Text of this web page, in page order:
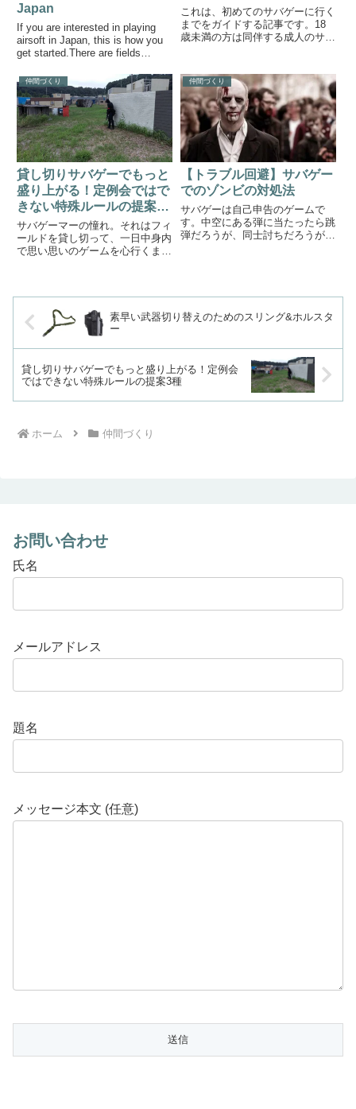
Japan
If you are interested in playing
airsoft in Japan, this is how you
get started.There are fields
これは、初めてのサバゲーに行く
までをガイドする記事です。18
歳未満の方は同伴する成人のサイ
れてもいい靴と服（ジーパン＋長
袖シャツ+トレッキングブーツ推
奨）軍手など手袋さあ、準備はで
き...
仲間づくり
貸し切りサバゲーでもっと
盛り上がる！定例会ではで
きない特殊ルールの提案3
種
サバゲーマーの憧れ。それはフィ
ールドを貸し切って、一日中身内
で思い思いのゲームを心行くまで
定しているシチュエーションは
「友...
仲間づくり
【トラブル回避】サバゲー
でのゾンビの対処法
サバゲーは自己申告のゲームで
す。中空にある弾に当たったら跳
弾だろうが、同士討ちだろうが、
ゾンビと呼ばれ、蛇蝎のごとく忌
み...
素早い武器切り替えのためのスリング&ホルスタ
ー
貸し切りサバゲーでもっと盛り上がる！定例会
ではできない特殊ルールの提案3種
ホーム 仲間づくり
お問い合わせ
氏名
メールアドレス
題名
メッセージ本文 (任意)